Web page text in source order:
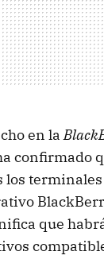
en la
confirmado
los
que